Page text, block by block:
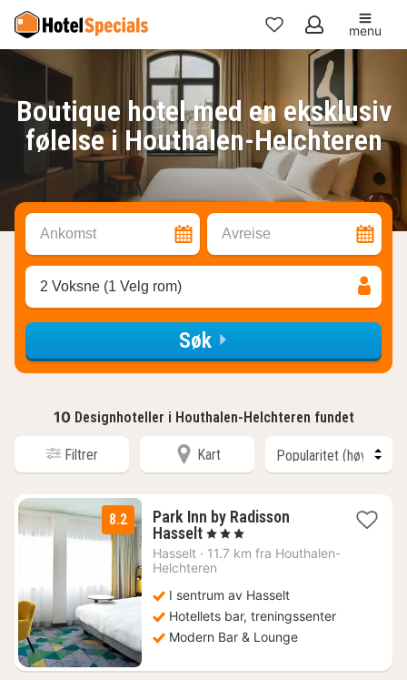
Mine
favoritter
menu
Boutique hotel med en eksklusiv
følelse i Houthalen-Helchteren
Ankomst Avreise
2 Voksne (1 Velg rom)
Søk
10 Designhoteller i Houthalen-Helchteren fundet
Filtrer Kart
8.2
Park Inn by Radisson
Hasselt1
natt
fra
kr.
, 3 Stjerner
Hasselt · 11.7 km fra Houthalen-
Helchteren
I sentrum av Hasselt
Hotellets bar, treningssenter
Modern Bar & Lounge